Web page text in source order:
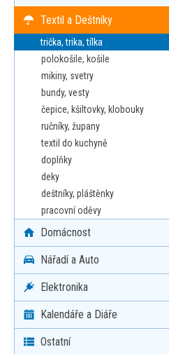
Textil a Deštníky
trička, trika, tílka
polokošile, košile
mikiny, svetry
bundy, vesty
čepice, kšiltovky, klobouky
ručníky, župany
textil do kuchyně
doplňky
deky
deštníky, pláštěnky
pracovní oděvy
Domácnost
Nářadí a Auto
Elektronika
Kalendáře a Diáře
Ostatní